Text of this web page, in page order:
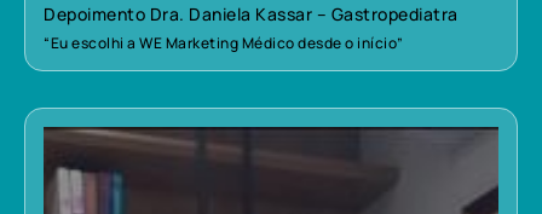
Depoimento Dra. Daniela Kassar – Gastropediatra
“Eu escolhi a WE Marketing Médico desde o início”